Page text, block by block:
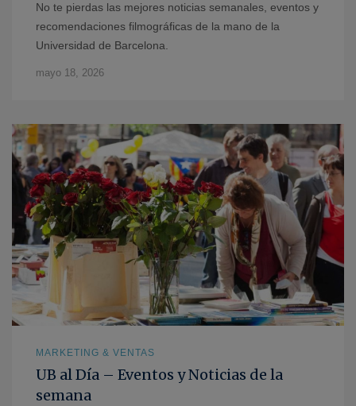
No te pierdas las mejores noticias semanales, eventos y
recomendaciones filmográficas de la mano de la
Universidad de Barcelona.
mayo 18, 2026
MARKETING & VENTAS
UB al Día – Eventos y Noticias de la
semana